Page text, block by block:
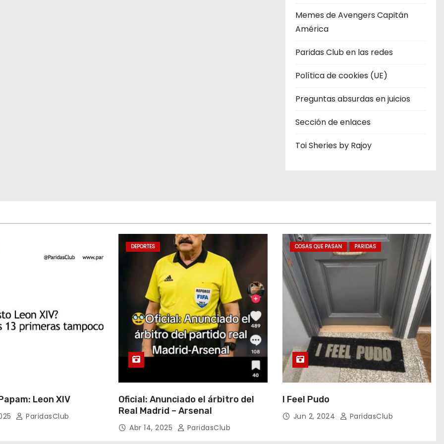
Memes de Avengers Capitán
América
Paridas Club en las redes
Política de cookies (UE)
Preguntas absurdas en juicios
Sección de enlaces
Toi Sheries by Rajoy
Leon XIV
ParidasClub
DEPORTES
Oficial: Anunciado el árbitro del
Real Madrid – Arsenal
Abr 14, 2025 ParidasClub
COSAS QUE PASAN PARIDAS
I Feel Pudo
Jun 2, 2024 ParidasClub